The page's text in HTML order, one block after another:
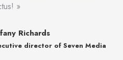
»
Richards
director of Seven Media